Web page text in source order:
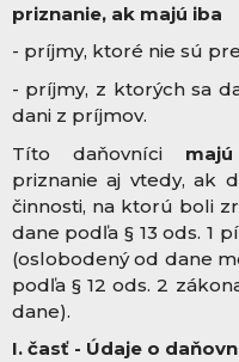
priznanie, ak majú iba
- príjmy, ktoré nie sú
- príjmy, z ktorých sa
dani z príjmov.
Títo daňovníci
priznanie aj vtedy, ak
činnosti, na ktorú boli
dane podľa § 13 ods. 1
(oslobodený od dane
podľa § 12 ods. 2
dane).
I. časť - Údaje o